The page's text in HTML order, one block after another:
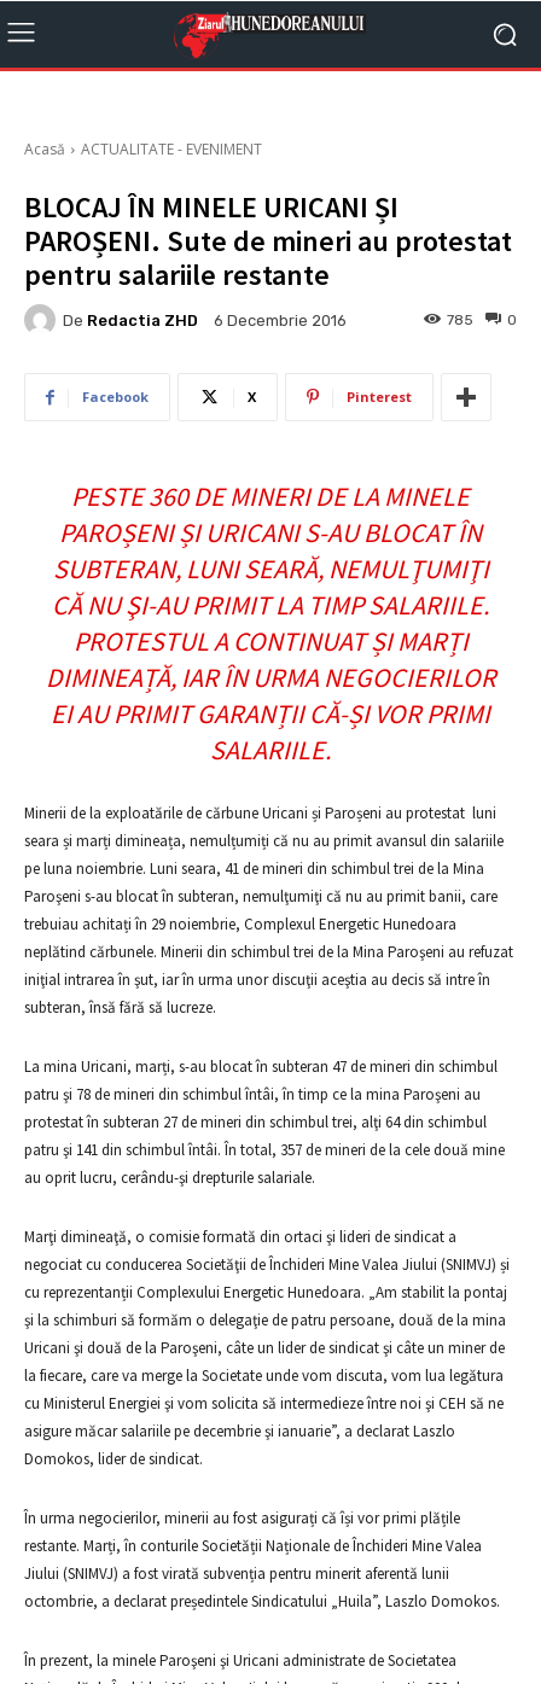
Acasă ACTUALITATE - EVENIMENT
BLOCAJ ÎN MINELE URICANI ȘI
PAROȘENI. Sute de mineri au protestat
pentru salariile restante
De Redactia ZHD 6 Decembrie 2016 0
785
Facebook X Pinterest
PESTE 360 DE MINERI DE LA MINELE
PAROȘENI ȘI URICANI S-AU BLOCAT ÎN
SUBTERAN, LUNI SEARĂ, NEMULŢUMIŢI
CĂ NU ŞI-AU PRIMIT LA TIMP SALARIILE.
PROTESTUL A CONTINUAT ȘI MARȚI
DIMINEAȚĂ, IAR ÎN URMA NEGOCIERILOR
EI AU PRIMIT GARANȚII CĂ-ȘI VOR PRIMI
SALARIILE.
Minerii de la exploatările de cărbune Uricani și Paroșeni au protestat luni
seara și marți dimineața, nemulțumiți că nu au primit avansul din salariile
pe luna noiembrie. Luni seara, 41 de mineri din schimbul trei de la Mina
Paroşeni s-au blocat în subteran, nemulţumiţi că nu au primit banii, care
trebuiau achitați în 29 noiembrie, Complexul Energetic Hunedoara
neplătind cărbunele. Minerii din schimbul trei de la Mina Paroşeni au refuzat
iniţial intrarea în şut, iar în urma unor discuţii aceştia au decis să intre în
subteran, însă fără să lucreze.
La mina Uricani, marți, s-au blocat în subteran 47 de mineri din schimbul
patru şi 78 de mineri din schimbul întâi, în timp ce la mina Paroşeni au
protestat în subteran 27 de mineri din schimbul trei, alţi 64 din schimbul
patru şi 141 din schimbul întâi. În total, 357 de mineri de la cele două mine
au oprit lucru, cerându-şi drepturile salariale.
Marţi dimineaţă, o comisie formată din ortaci şi lideri de sindicat a
negociat cu conducerea Societăţii de Închideri Mine Valea Jiului (SNIMVJ) și
cu reprezentanții Complexului Energetic Hunedoara. „Am stabilit la pontaj
şi la schimburi să formăm o delegaţie de patru persoane, două de la mina
Uricani şi două de la Paroşeni, câte un lider de sindicat şi câte un miner de
la fiecare, care va merge la Societate unde vom discuta, vom lua legătura
cu Ministerul Energiei şi vom solicita să intermedieze între noi şi CEH să ne
asigure măcar salariile pe decembrie şi ianuarie”, a declarat Laszlo
Domokos, lider de sindicat.
În urma negocierilor, minerii au fost asigurați că își vor primi plățile
restante. Marți, în conturile Societății Naționale de Închideri Mine Valea
Jiului (SNIMVJ) a fost virată subvenția pentru minerit aferentă lunii
octombrie, a declarat președintele Sindicatului „Huila”, Laszlo Domokos.
În prezent, la minele Paroşeni şi Uricani administrate de Societatea